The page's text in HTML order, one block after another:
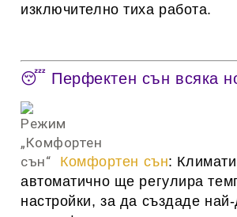
изключително тиха работа.
😴 Перфектен сън всяка
Комфортен сън:
автоматично ще регулира
настройки, за да създаде